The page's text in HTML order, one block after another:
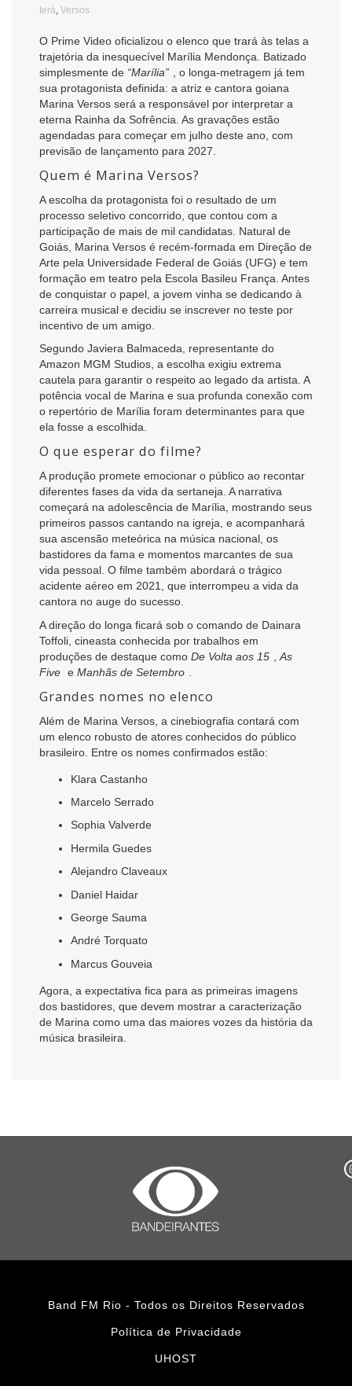
terá, Versos
O Prime Video oficializou o elenco que trará às telas a
trajetória da inesquecível Marília Mendonça. Batizado
simplesmente de “Marília”
, o longa-metragem já tem
sua protagonista definida: a atriz e cantora goiana
Marina Versos será a responsável por interpretar a
eterna Rainha da Sofrência. As gravações estão
agendadas para começar em julho deste ano, com
previsão de lançamento para 2027.
Quem é Marina Versos?
A escolha da protagonista foi o resultado de um
processo seletivo concorrido, que contou com a
participação de mais de mil candidatas. Natural de
Goiás, Marina Versos é recém-formada em Direção de
Arte pela Universidade Federal de Goiás (UFG) e tem
formação em teatro pela Escola Basileu França. Antes
de conquistar o papel, a jovem vinha se dedicando à
carreira musical e decidiu se inscrever no teste por
incentivo de um amigo.
Segundo Javiera Balmaceda, representante do
Amazon MGM Studios, a escolha exigiu extrema
cautela para garantir o respeito ao legado da artista. A
potência vocal de Marina e sua profunda conexão com
o repertório de Marília foram determinantes para que
ela fosse a escolhida.
O que esperar do filme?
A produção promete emocionar o público ao recontar
diferentes fases da vida da sertaneja. A narrativa
começará na adolescência de Marília, mostrando seus
primeiros passos cantando na igreja, e acompanhará
sua ascensão meteórica na música nacional, os
bastidores da fama e momentos marcantes de sua
vida pessoal. O filme também abordará o trágico
acidente aéreo em 2021, que interrompeu a vida da
cantora no auge do sucesso.
A direção do longa ficará sob o comando de Dainara
Toffoli, cineasta conhecida por trabalhos em
produções de destaque como De Volta aos 15
As
Five e Manhãs de Setembro
Grandes nomes no elenco
Além de Marina Versos, a cinebiografia contará com
um elenco robusto de atores conhecidos do público
brasileiro. Entre os nomes confirmados estão:
Klara Castanho
Marcelo Serrado
Sophia Valverde
Hermila Guedes
Alejandro Claveaux
Daniel Haidar
George Sauma
André Torquato
Marcus Gouveia
Agora, a expectativa fica para as primeiras imagens
dos bastidores, que devem mostrar a caracterização
de Marina como uma das maiores vozes da história da
música brasileira.
Band FM Rio - Todos os Direitos Reservados
Política de Privacidade
UHOST